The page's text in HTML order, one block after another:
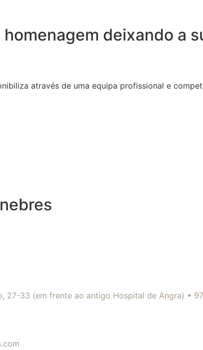
deixando a
através de uma equipa profissional e
27-33 (em frente ao antigo Hospital de Angra) •